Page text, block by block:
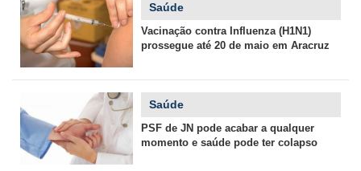
Saúde
Vacinação contra Influenza (H1N1)
prossegue até 20 de maio em Aracruz
Saúde
PSF de JN pode acabar a qualquer
momento e saúde pode ter colapso